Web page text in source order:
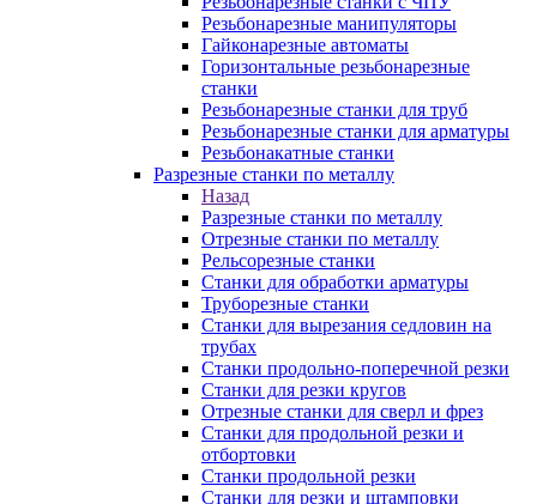
Резьбонарезные манипуляторы
Гайконарезные автоматы
Горизонтальные резьбонарезные
станки
Резьбонарезные станки для труб
Резьбонарезные станки для арматуры
Резьбонакатные станки
Разрезные станки по металлу
Назад
Разрезные станки по металлу
Отрезные станки по металлу
Рельсорезные станки
Станки для обработки арматуры
Труборезные станки
Станки для вырезания седловин на
трубаx
Станки продольно-поперечной резки
Станки для резки кругов
Отрезные станки для сверл и фрез
Станки для продольной резки и
отбортовки
Станки продольной резки
Станки для резки и штамповки